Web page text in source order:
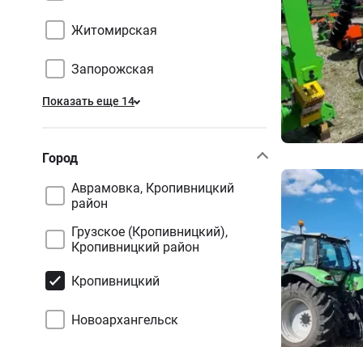
Житомирская
Запорожская
Показать еще 14
Город
Аврамовка, Кропивницкий
район
Грузское (Кропивницкий),
Кропивницкий район
Кропивницкий
Новоархангельск